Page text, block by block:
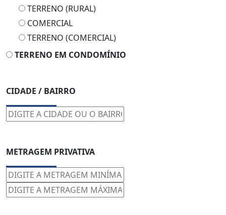
TERRENO (RURAL)
COMERCIAL
TERRENO (COMERCIAL)
TERRENO EM CONDOMÍNIO
CIDADE / BAIRRO
METRAGEM PRIVATIVA